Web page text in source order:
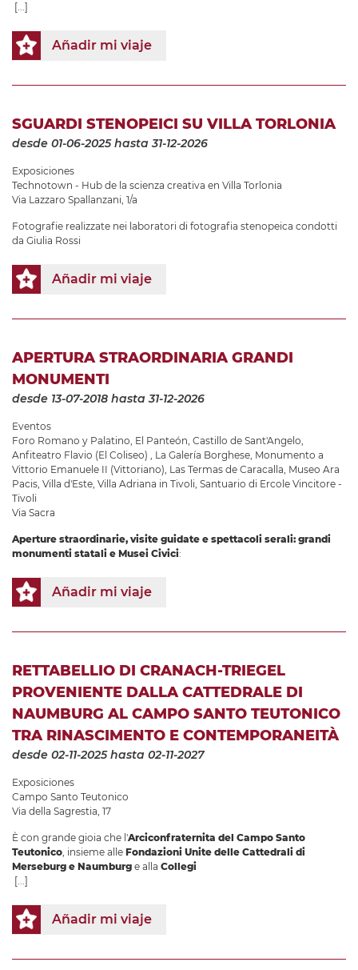
[...]
Añadir mi viaje
SGUARDI STENOPEICI SU VILLA TORLONIA
desde 01-06-2025hasta 31-12-2026
Exposiciones
Technotown - Hub de la scienza creativa en Villa Torlonia
Via Lazzaro Spallanzani, 1/a
Fotografie realizzate nei laboratori di fotografia stenopeica condotti
da Giulia Rossi
Añadir mi viaje
APERTURA STRAORDINARIA GRANDI
MONUMENTI
desde 13-07-2018 hasta 31-12-2026
Eventos
Foro Romano y Palatino, El Panteón, Castillo de Sant'Angelo,
Anfiteatro Flavio (El Coliseo) , La Galería Borghese, Monumento a
Vittorio Emanuele II (Vittoriano), Las Termas de Caracalla, Museo Ara
Pacis, Villa d'Este, Villa Adriana in Tivoli, Santuario di Ercole Vincitore -
Tivoli
Via Sacra
Aperture straordinarie, visite guidate e spettacoli serali: grandi
monumenti statali e Musei Civici:
Añadir mi viaje
RETTABELLIO DI CRANACH-TRIEGEL
PROVENIENTE DALLA CATTEDRALE DI
NAUMBURG AL CAMPO SANTO TEUTONICO
TRA RINASCIMENTO E CONTEMPORANEITÀ
desde 02-11-2025hasta 02-11-2027
Exposiciones
Campo Santo Teutonico
Via della Sagrestia, 17
È con grande gioia che l'Arciconfraternita del Campo Santo
Teutonico, insieme alle Fondazioni Unite delle Cattedrali di
Merseburg e Naumburg e alla Collegi
[...]
Añadir mi viaje